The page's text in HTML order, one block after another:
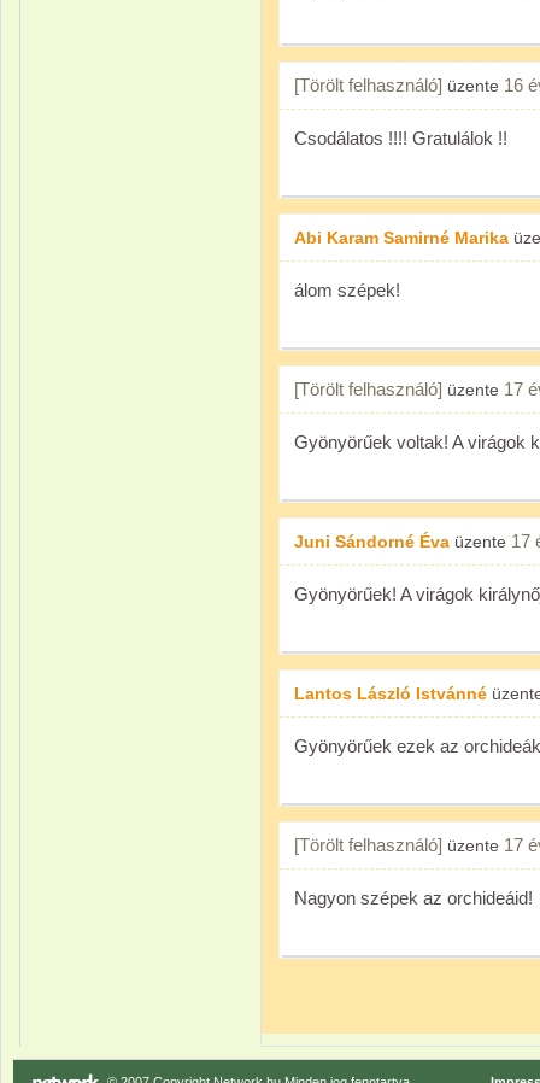
[Törölt felhasználó] üzente 16
Csodálatos !!!! Gratulálok !!
Abi Karam Samirné Marika
álom szépek!
[Törölt felhasználó] üzente 17
Gyönyörűek voltak! A virágok
Juni Sándorné Éva üzente 17
Gyönyörűek! A virágok
Lantos László Istvánné
Gyönyörűek ezek az
[Törölt felhasználó] üzente 17
Nagyon szépek az orchideáid!